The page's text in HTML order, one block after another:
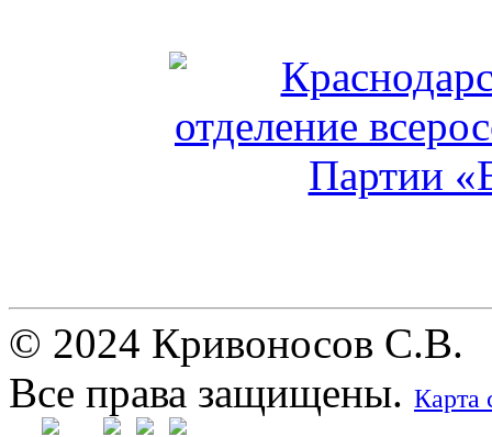
© 2024 Кривоносов С.В.
Все права защищены. Карта